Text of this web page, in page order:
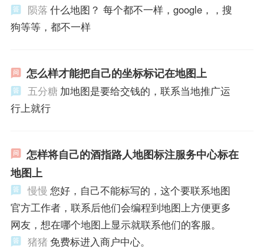
陨落 什么地图？ 每个都不一样，google，，搜
狗等等，都不一样
怎么样才能把自己的坐标标记在地图上
五分糖 加地图是要给交钱的，联系当地推广运
行上就行
怎样将自己的酒指路人地图标注服务中心标在
地图上
慢慢 您好，自己不能标写的，这个要联系地图
官方工作者，联系后他们会编程到地图上方便更多
网友，想在哪个地图上显示就联系他们的客服。
猪猪免费标进入商户中心。